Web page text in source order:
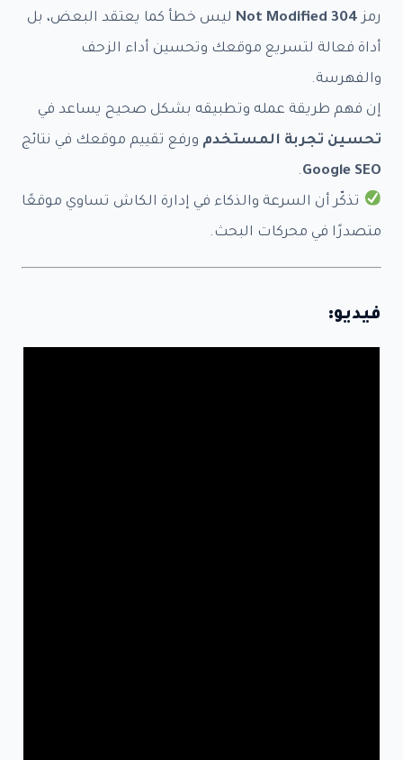
رمز 304 Not Modified
ليس خطأ كما يعتقد البعض، بل
أداة فعالة لتسريع موقعك وتحسين أداء الزحف
والفهرسة.
إن فهم طريقة عمله وتطبيقه بشكل صحيح يساعد في
تحسين تجربة المستخدم ورفع تقييم موقعك في نتائج
Google SEO
.
تذكّر أن السرعة والذكاء في إدارة الكاش تساوي موقعًا
متصدرًا في محركات البحث.
فيديو:
و
ق
ع
ل
ر
د
ل
ذ
$0.00
الاسم كاملا*
البريد الالكتروني